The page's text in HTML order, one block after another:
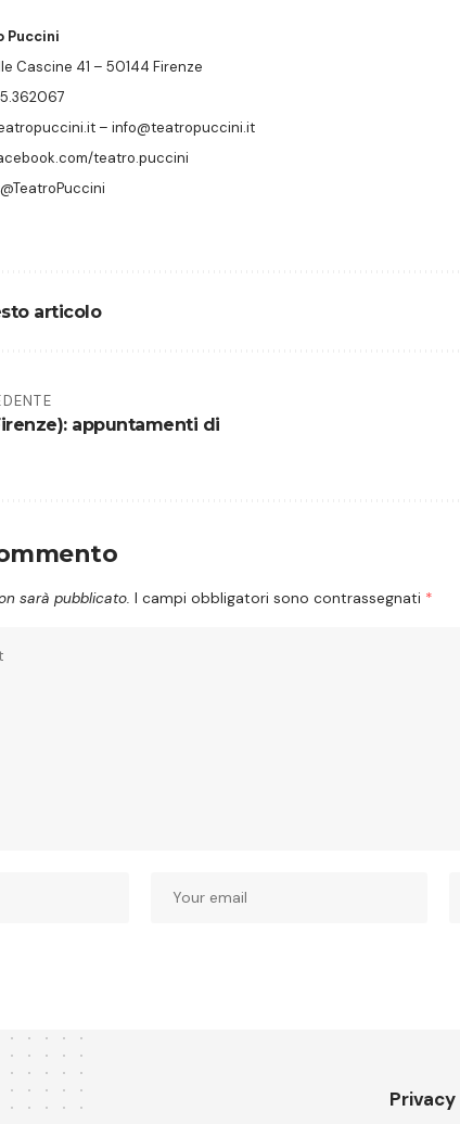
Puccini
Cascine 41 – 50144 Firenze
– info@teatropuccini.it
teatro.puccini
articolo
appuntamenti di
sarà pubblicato. I campi obbligatori sono contrassegnati *